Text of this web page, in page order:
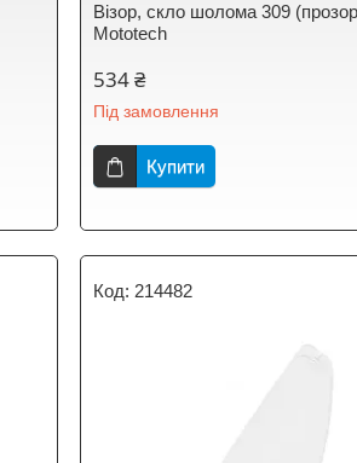
Візор, скло шолома 309
Mototech
534 ₴
Під замовлення
Купити
214482